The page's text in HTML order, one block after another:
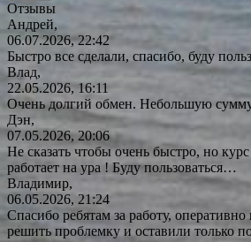
Отзывы
Андрей,
06.07.2026, 22:42
Быстро все сделали, спасибо, буду
Влад,
22.05.2026, 16:11
Очень долгий обмен. Небольшую
Дэн,
07.05.2026, 20:06
Не сказать чтобы очень быстро, но
работает на ура ! Будупользоваться…
Владимир,
06.05.2026, 21:24
Спасибо ребятам за работу,
решить проблемку и оставили только